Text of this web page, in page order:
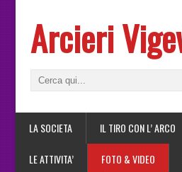
Arcieri
LA SOCIETA IL TIRO CON L’ ARCO
LE ATTIVITA’ FOTO & VIDEO